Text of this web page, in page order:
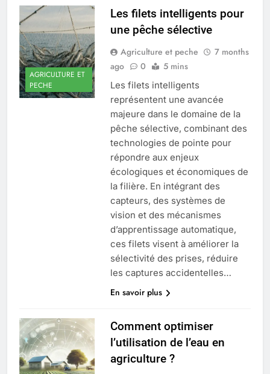
AGRICULTURE ET
PECHE
Les filets intelligents pour
une pêche sélective
Agriculture et peche
7 months
ago
0 5 mins
Les filets intelligents
représentent une avancée
majeure dans le domaine de la
pêche sélective, combinant des
technologies de pointe pour
répondre aux enjeux
écologiques et économiques de
la filière. En intégrant des
capteurs, des systèmes de
vision et des mécanismes
d’apprentissage automatique,
ces filets visent à améliorer la
sélectivité des prises, réduire
les captures accidentelles…
En savoir plus
Comment optimiser
l’utilisation de l’eau en
agriculture ?